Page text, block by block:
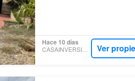
Hace 10 días
CASAINVERSION SPA Ver